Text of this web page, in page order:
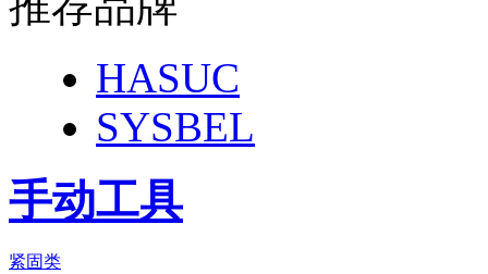
HASUC
SYSBEL
手动工具
紧固类